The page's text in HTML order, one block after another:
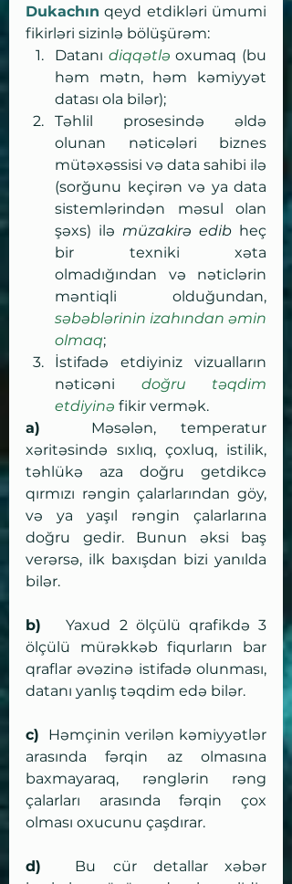
Dukachın qeyd etdikləri ümumi
fikirləri sizinlə bölüşürəm:
Datanı diqqətlə oxumaq (bu
həm mətn, həm kəmiyyət
datası ola bilər);
Təhlil prosesində əldə
olunan nəticələri biznes
mütəxəssisi və data sahibi ilə
(sorğunu keçirən və ya data
sistemlərindən məsul olan
şəxs) ilə müzakirə edib heç
bir texniki xəta
olmadığından və nəticlərin
səbəblərinin izahından əmin
olmaq;
İstifadə etdiyiniz vizualların
nəticəni doğru təqdim
etdiyinə fikir vermək.
a)
Məsələn, temperatur
xəritəsində sıxlıq, çoxluq, istilik,
təhlükə aza doğru getdikcə
qırmızı rəngin çalarlarından göy,
və ya yaşıl rəngin çalarlarına
doğru gedir. Bunun əksi baş
verərsə, ilk baxışdan bizi yanılda
bilər.
b)
   Yaxud 2 ölçülü qrafikdə 3
ölçülü mürəkkəb fiqurların bar
qraflar əvəzinə istifadə olunması,
datanı yanlış təqdim edə bilər.
c)
  Həmçinin verilən kəmiyyətlər
arasında fərqin az olmasına
baxmayaraq, rənglərin rəng
çalarları arasında fərqin çox
olması oxucunu çaşdırar.
d)
Bu cür detallar xəbər